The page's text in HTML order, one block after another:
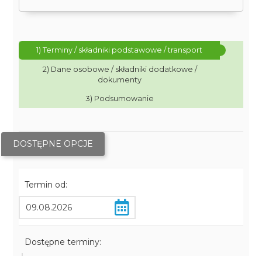
1) Terminy / składniki podstawowe / transport
2) Dane osobowe / składniki dodatkowe /
dokumenty
3) Podsumowanie
DOSTĘPNE OPCJE
Termin od:
Dostępne terminy: